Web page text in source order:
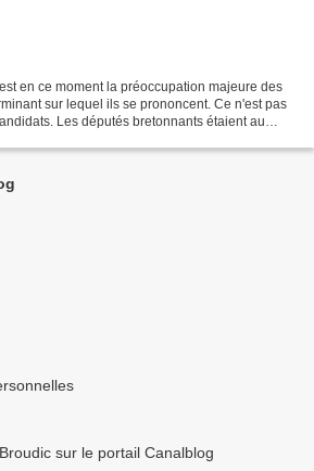
en ce moment la préoccupation majeure des
sur lequel ils se prononcent. Ce n'est pas
Les députés bretonnants étaient au
sur le portail Canalblog